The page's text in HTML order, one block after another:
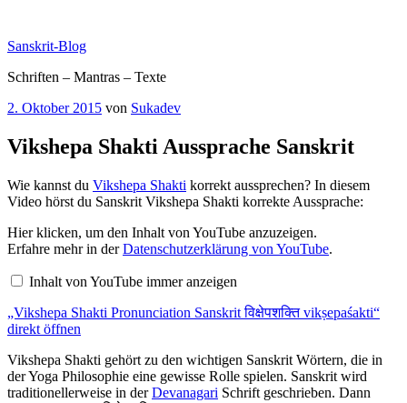
springen
Sanskrit-Blog
Schriften – Mantras – Texte
Veröffentlicht
2. Oktober 2015 von Sukadev
Vikshepa Shakti Aussprache Sanskrit
Wie kannst du Vikshepa Shakti korrekt aussprechen? In diesem
Video hörst du Sanskrit Vikshepa Shakti korrekte Aussprache:
„Vikshepa
Shakti
Pronunciation
विक्षेपशक्ति
von
YouTube
Hier klicken, um den Inhalt von YouTube anzuzeigen.
Erfahre mehr in derDatenschutzerklärung von YouTube.
Inhalt von YouTube immer anzeigen
„Vikshepa Shakti Pronunciation Sanskrit विक्षेपशक्ति vikṣepaśakti“
direkt öffnen
Vikshepa Shakti gehört zu den wichtigen Sanskrit Wörtern, die in
der Yoga Philosophie eine gewisse Rolle spielen. Sanskrit wird
traditionellerweise in derDevanagari Schrift geschrieben. Dann